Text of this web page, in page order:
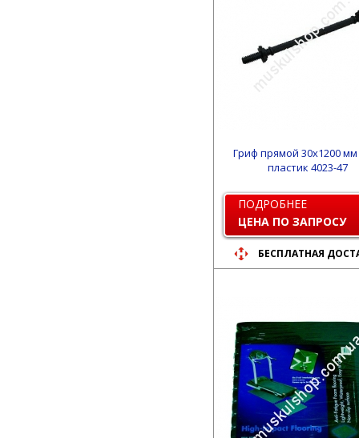
Гриф прямой 30х1200
пластик 4023-47
ПОДРОБНЕЕ
ЦЕНА ПО ЗАПРОСУ
БЕСПЛАТНАЯ